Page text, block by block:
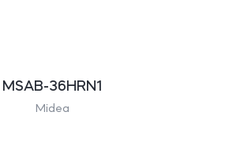
MSAB-36HRN1
Midea